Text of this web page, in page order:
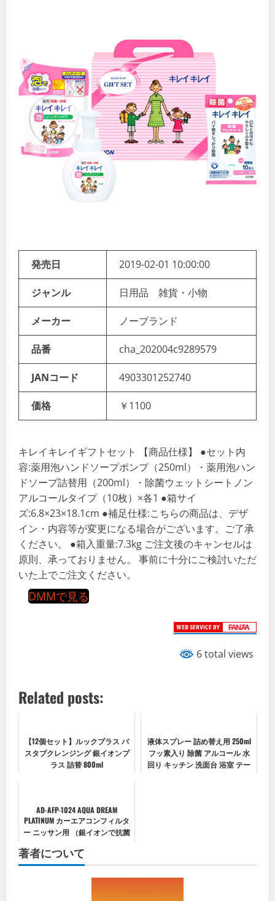
発売日 2019-02-01 10:00:00
ジャンル 日用品 雑貨・小物
メーカー ノーブランド
品番 cha_202004c9289579
JANコード 4903301252740
価格 ￥1100
キレイキレイギフトセット 【商品仕様】 ●セット内
容:薬用泡ハンドソープポンプ（250ml）・薬用泡ハン
ドソープ詰替用（200ml）・除菌ウェットシートノン
アルコールタイプ（10枚）×各1 ●箱サイ
ズ:6.8×23×18.1cm ●補足仕様:こちらの商品は、デザ
イン・内容等が変更になる場合がございます。ご了承
ください。 ●箱入重量:7.3kg ご注文後のキャンセルは
原則、承っておりません。 事前に十分にご検討いただ
いた上でご注文ください。
DMMで見る
6 total views
Related posts:
【12個セット】ルックプラス バ
スタブクレンジング 銀イオンプ
ラス 詰替 800ml
液体スプレー 詰め替え用 250ml
フッ素入り 除菌 アルコール 水
回り キッチン 洗面台 浴室 テー
AD-AFP-1024 AQUA DREAM
PLATINUM カーエアコンフィルタ
ー ニッサン用 （銀イオンで抗菌
著者について